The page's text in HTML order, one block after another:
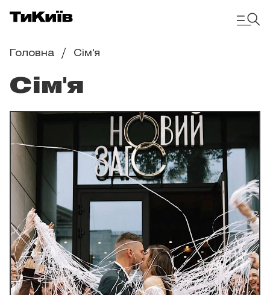
Головна Сім'я
Сім'я